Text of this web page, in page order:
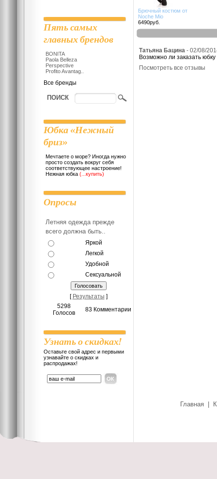
Пять самых
главных брендов
BONITA
Paola Belleza
Perspective
Profito Avantag..
Все бренды
ПОИСК
Юбка «Нежный
бриз»
Мечтаете о море? Иногда нужно
просто создать вокруг себя
соответствующее настроение!
Нежная юбка (...купить)
Опросы
Летняя одежда прежде
всего должна быть..
Яркой
Легкой
Удобной
Сексуальной
[ Результаты ]
5298
Голосов
83 Комментарии
Узнать о скидках!
Оставьте свой адрес и первыми
узнавайте о скидках и
распродажах!
Брючный костюм от
Noche Mio
6490руб.
Татьяна Бацина - 02/08/
Возможно ли заказать
Посмотреть все отзывы
Главная